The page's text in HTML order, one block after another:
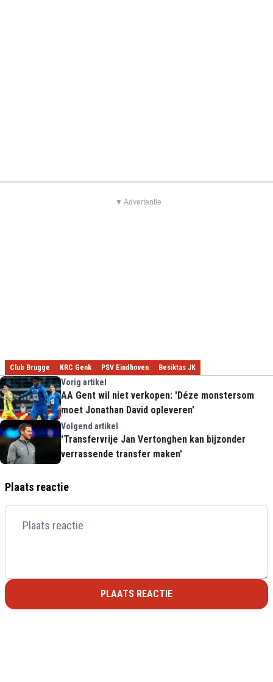
▼ Advertentie
Club Brugge KRC Genk PSV Eindhoven Besiktas JK
Vorig artikel
AA Gent wil niet verkopen: 'Déze monstersom
moet Jonathan David opleveren'
Volgend artikel
'Transfervrije Jan Vertonghen kan bijzonder
verrassende transfer maken'
Plaats reactie
PLAATS REACTIE